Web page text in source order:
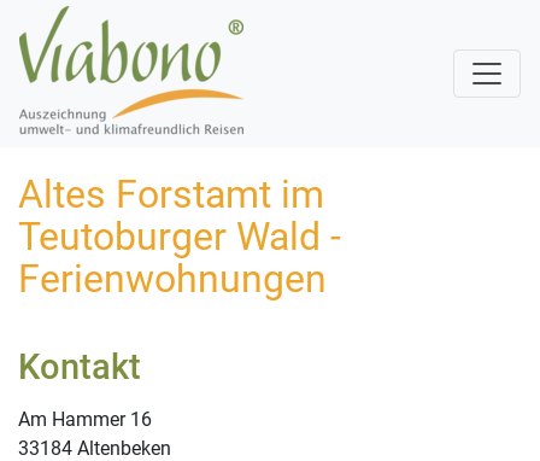
Altes Forstamt im
Teutoburger Wald -
Ferienwohnungen
Kontakt
Am Hammer 16
33184 Altenbeken